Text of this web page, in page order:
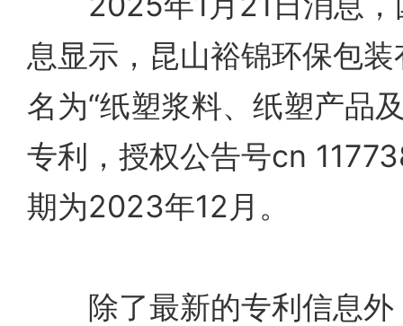
息显示，昆山裕锦环保包
名为“纸塑浆料、纸塑产品
专利，授权公告号cn
期为2023年12月。
除了最新的专利信息外